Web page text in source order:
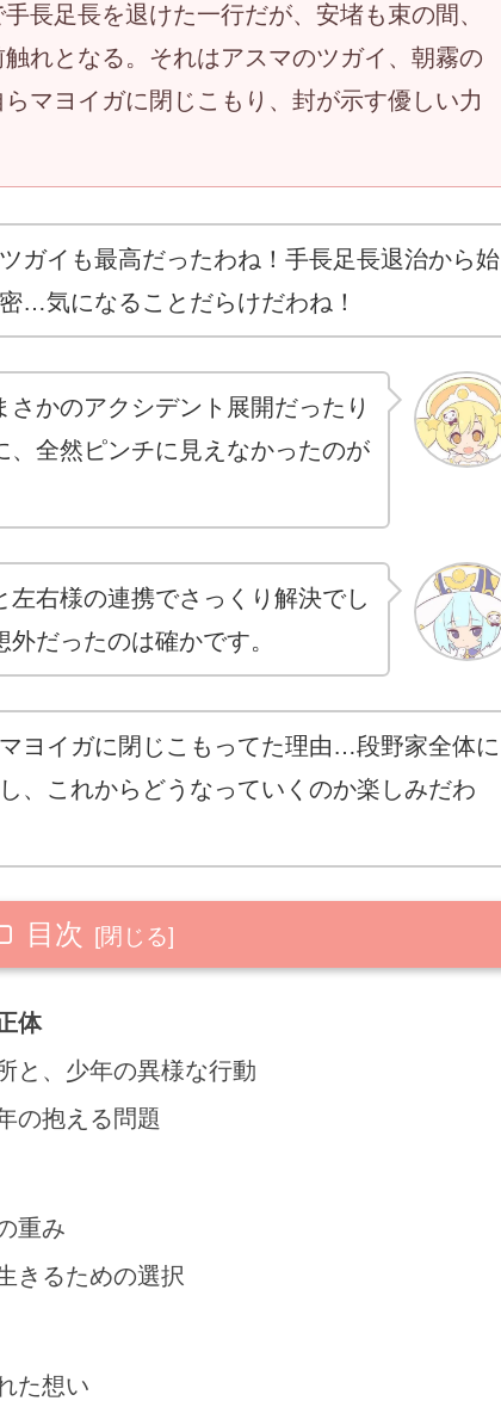
長足長を退けた一行だが、安堵も束の間、
れとなる。それはアスマのツガイ、朝霧の
マヨイガに閉じこもり、封が示す優しい力
ガイも最高だったわね！手長足長退治から始
…気になることだらけだわね！
かのアクシデント展開だったり
全然ピンチに見えなかったのが
右様の連携でさっくり解決でし
だったのは確かです。
ヨイガに閉じこもってた理由…段野家全体に
、これからどうなっていくのか楽しみだわ
目次
体
と、少年の異様な行動
の抱える問題
重み
きるための選択
た想い